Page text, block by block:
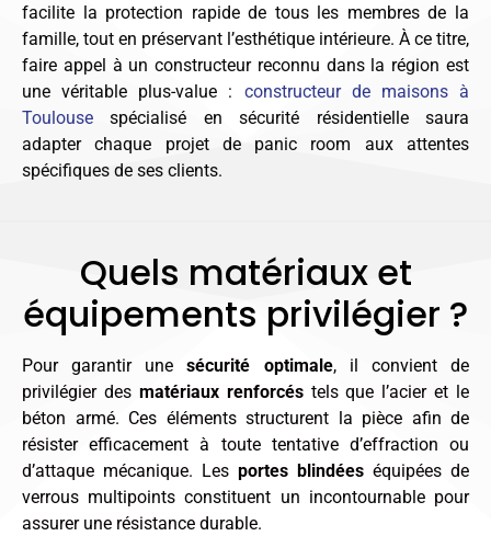
facilite la protection rapide de tous les membres de la
famille, tout en préservant l’esthétique intérieure. À ce titre,
faire appel à un constructeur reconnu dans la région est
une véritable plus-value : constructeur de maisons à
Toulouse spécialisé en sécurité résidentielle saura
adapter chaque projet de panic room aux attentes
spécifiques de ses clients.
Quels matériaux et
équipements privilégier ?
Pour garantir unesécurité optimale, il convient de
privilégier des matériaux renforcéstels que l’acier et le
béton armé. Ces éléments structurent la pièce afin de
résister efficacement à toute tentative d’effraction ou
d’attaque mécanique. Les portes blindées équipées de
verrous multipoints constituent un incontournable pour
assurer une résistance durable.